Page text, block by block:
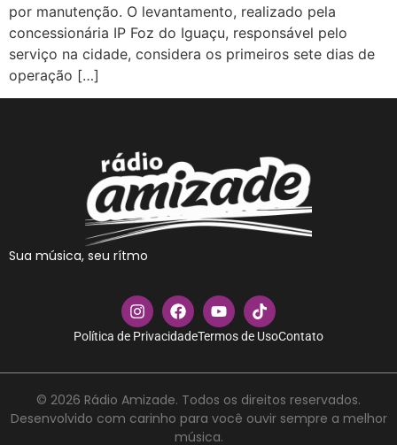
por manutenção. O levantamento, realizado pela
concessionária IP Foz do Iguaçu, responsável pelo
serviço na cidade, considera os primeiros sete dias de
operação […]
Sua música, seu rítmo
Política de PrivacidadeTermos de UsoContato
© 2026 Rádio Amizade. Todos os direitos reservados.
Desenvolvido com carinho para você ouvir sempre a melhor
música.